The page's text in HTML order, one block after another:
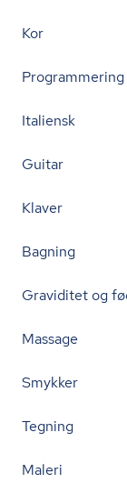
Kor
Programmering
Italiensk
Guitar
Klaver
Bagning
Graviditet og
Massage
Smykker
Tegning
Maleri